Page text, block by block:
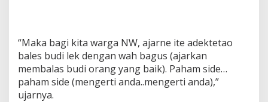
“Maka bagi kita warga NW, ajarne ite adektetao
bales budi lek dengan wah bagus (ajarkan
membalas budi orang yang baik). Paham side…
paham side (mengerti anda..mengerti anda),”
ujarnya.